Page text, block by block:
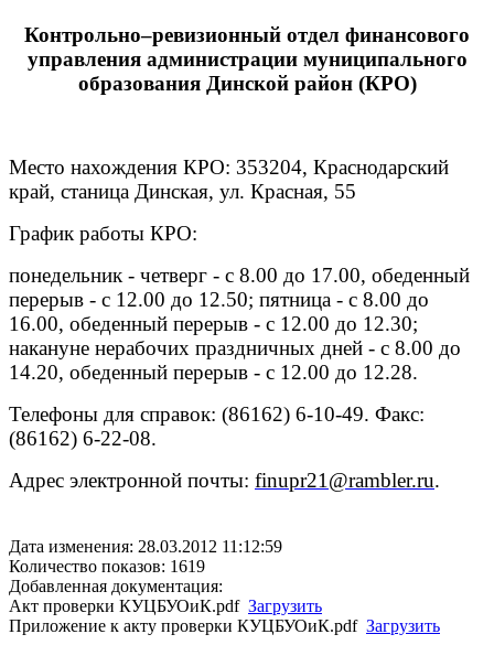
Контрольно–ревизионный отдел финансового
управления администрации муниципального
образования Динской район (КРО)
Место нахождения КРО: 353204, Краснодарский
край, станица Динская, ул. Красная, 55
График работы КРО:
понедельник - четверг - с 8.00 до 17.00, обеденный
перерыв - с 12.00 до 12.50; пятница - с 8.00 до
16.00, обеденный перерыв - с 12.00 до 12.30;
накануне нерабочих праздничных дней - с 8.00 до
14.20, обеденный перерыв - с 12.00 до 12.28.
Телефоны для справок: (86162) 6-10-49. Факс:
(86162) 6-22-08.
Адрес электронной почты: finupr21@rambler.ru.
Дата изменения: 28.03.2012 11:12:59
Количество показов: 1619
Добавленная документация:
Акт проверки КУЦБУОиК.pdf Загрузить
Приложение к акту проверки КУЦБУОиК.pdf Загрузить